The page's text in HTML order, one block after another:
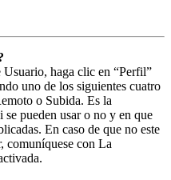
haga clic en “Perfil”
uno de los siguientes cuatro
o Subida. Es la
pueden usar o no y en que
En caso de que no este
comuníquese con La